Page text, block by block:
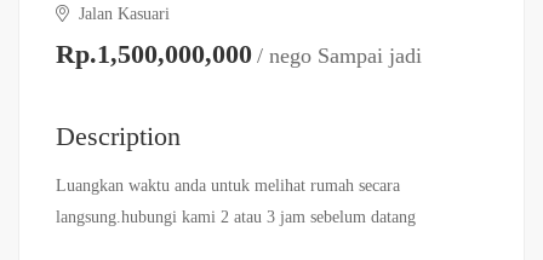
Jalan Kasuari
Rp.1,500,000,000 / nego Sampai jadi
Description
Luangkan waktu anda untuk melihat rumah secara
langsung.hubungi kami 2 atau 3 jam sebelum datang